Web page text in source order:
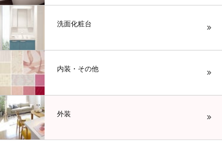
洗面化粧台
内装・その他
外装